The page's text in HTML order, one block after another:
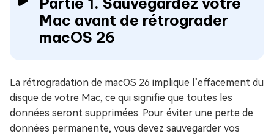
Mac avant de rétrograder
macOS 26
La rétrogradation de macOS 26 implique l’effacement du
disque de votre Mac, ce qui signifie que toutes les
données seront supprimées. Pour éviter une perte de
données permanente, vous devez sauvegarder vos